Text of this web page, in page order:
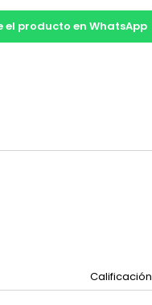
el producto en WhatsApp
Calificación